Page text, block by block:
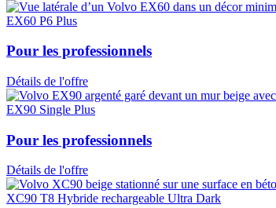
EX60 P6 Plus
Pour les professionnels
Détails de l'offre
EX90 Single Plus
Pour les professionnels
Détails de l'offre
XC90 T8 Hybride rechargeable Ultra Dark